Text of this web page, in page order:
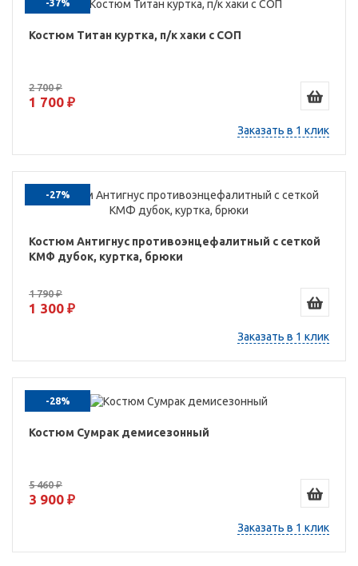
-37%
Костюм Титан куртка, п/к хаки с СОП
2 700 ₽
1 700 ₽
Заказать в 1 клик
-27%
Костюм Антигнус противоэнцефалитный с сеткой
КМФ дубок, куртка, брюки
1 790 ₽
1 300 ₽
Заказать в 1 клик
-28%
Костюм Сумрак демисезонный
5 460 ₽
3 900 ₽
Заказать в 1 клик